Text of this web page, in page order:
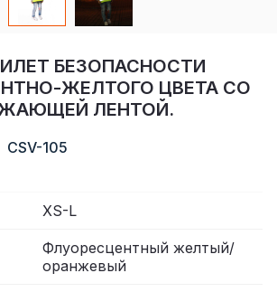
БЕЗОПАСНОСТИ
ЖЕЛТОГО ЦВЕТА СО
ЛЕНТОЙ.
CSV-105
XS-L
Флуоресцентный желтый/
оранжевый